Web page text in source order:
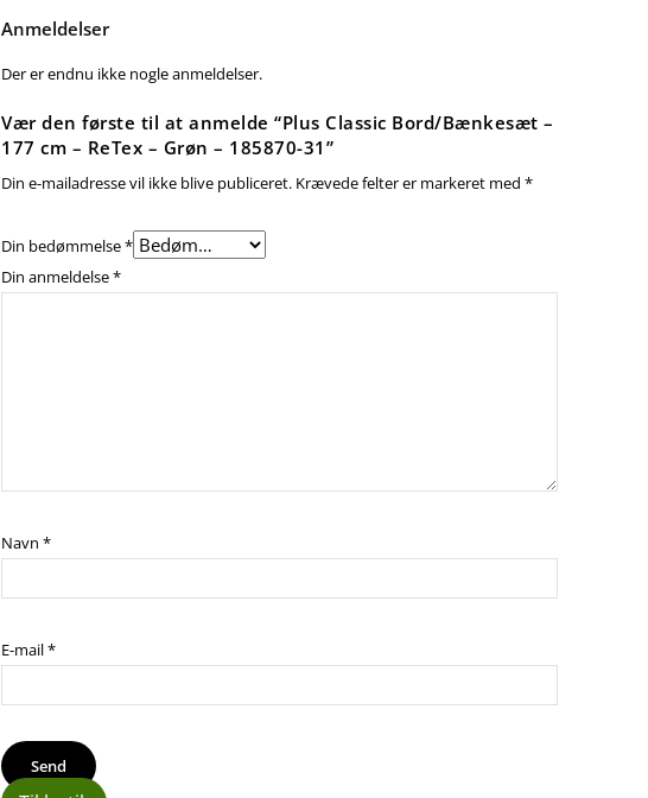
Anmeldelser
Der er endnu ikke nogle anmeldelser.
Vær den første til at anmelde “Plus Classic Bord/Bænkesæt –
177 cm – ReTex – Grøn – 185870-31”
Din e-mailadresse vil ikke blive publiceret. Krævede felter er markeret med*
Din bedømmelse*
Din anmeldelse*
Navn*
E-mail*